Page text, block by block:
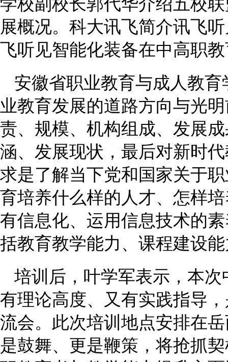
学校副校长郭代华介绍五校
展概况。科大讯飞简介讯飞
飞听见智能化装备在中高职
安徽省职业教育与成人教
业教育发展的道路方向与光
责、规模、机构组成、发展
涵、发展现状，最后对新时
求是了解当下党和国家关于
育培养什么样的人才、怎样
有信息化、运用信息技术的
括教育教学能力、课程建设
培训后，叶学军表示，本
有理论高度、又有实践指导
流会。此次培训地点安排在
是鼓舞、更是鞭策，将抢抓